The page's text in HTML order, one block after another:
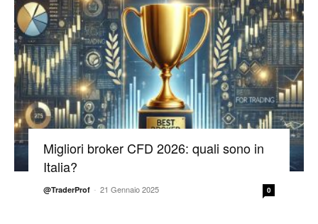
Migliori broker CFD 2026: quali sono in
Italia?
@TraderProf - 21 Gennaio 2025 0